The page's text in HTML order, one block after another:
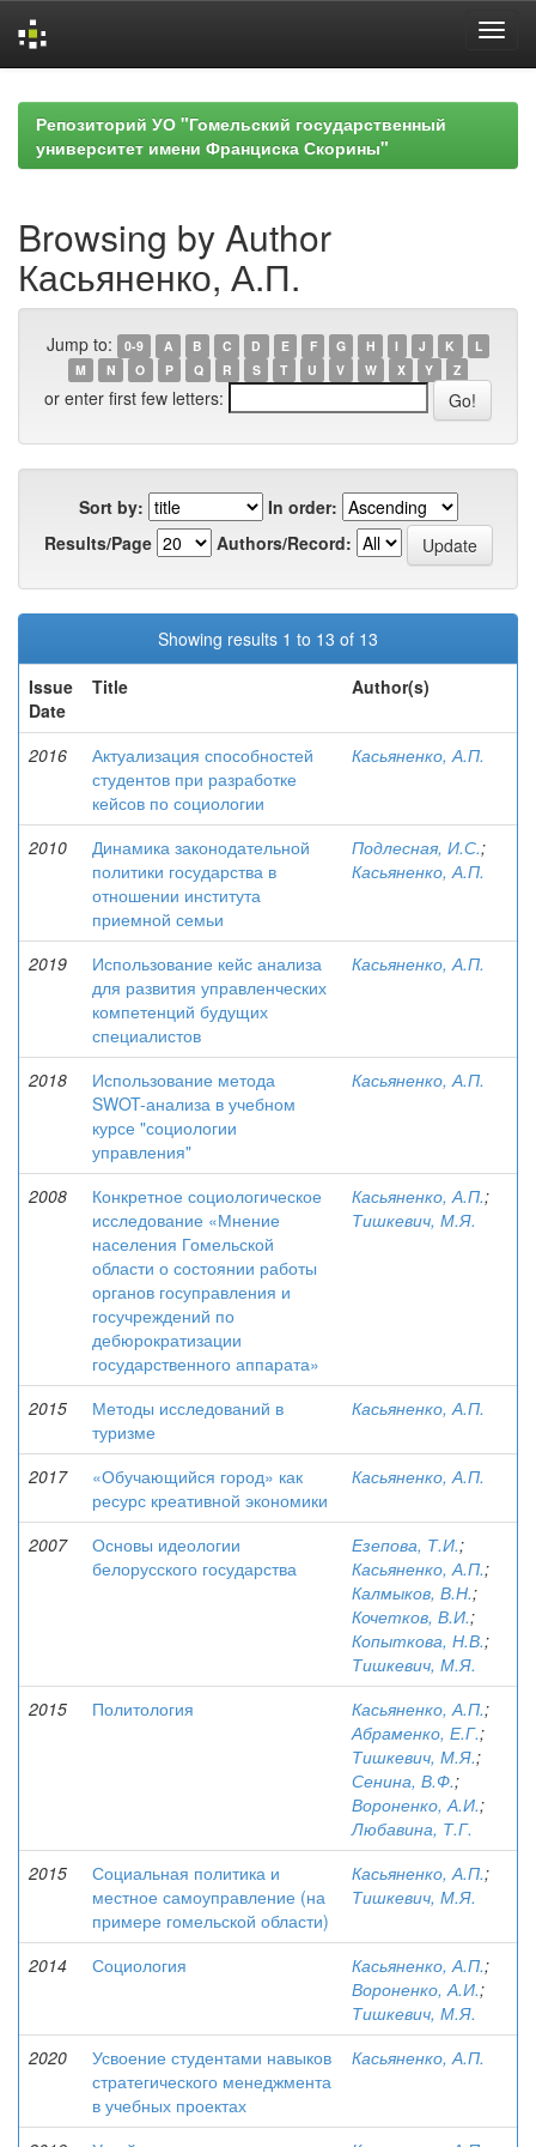
navigationРепозиторий УО "Гомельский государственный
университет имени Франциска Скорины"
Browsing by Author
Касьяненко, А.П.
Jump to: 0-9 A B C D E F G H I J K
L
M
N O P Q R S T U V W X Y Z
or enter first few letters:
Sort by:
In order:
Results/Page
Authors/Record:
Showing results 1 to 13 of 13
Issue
Date
Title Author(s)
2016
Актуализация способностей
студентов при разработке
кейсов по социологии
Касьяненко, А.П.
2010
Динамика законодательной
политики государства в
отношении института
приемной семьи
Подлесная, И.С.;
Касьяненко, А.П.
2019
Использование кейс анализа
для развития управленческих
компетенций будущих
специалистов
Касьяненко, А.П.
2018
Использование метода
SWOT-анализа в учебном
курсе "социологии
управления"
Касьяненко, А.П.
2008
Конкретное социологическое
исследование «Мнение
населения Гомельской
области о состоянии работы
органов госуправления и
госучреждений по
дебюрократизации
государственного аппарата»
Касьяненко, А.П.;
Тишкевич, М.Я.
2015
Методы исследований в
туризме
Касьяненко, А.П.
2017
«Обучающийся город» как
ресурс креативной экономики
Касьяненко, А.П.
2007
Основы идеологии
белорусского государства
Езепова, Т.И.;
Касьяненко, А.П.;
Калмыков, В.Н.;
Кочетков, В.И.;
Копыткова, Н.В.;
Тишкевич, М.Я.
2015
Политология Касьяненко, А.П.;
Абраменко, Е.Г.;
Тишкевич, М.Я.;
Сенина, В.Ф.;
Вороненко, А.И.;
Любавина, Т.Г.
2015
Социальная политика и
местное самоуправление (на
примере гомельской области)
Касьяненко, А.П.;
Тишкевич, М.Я.
2014 Социология Касьяненко, А.П.;
Вороненко, А.И.;
Тишкевич, М.Я.
2020
Усвоение студентами навыков
стратегического менеджмента
в учебных проектах
Касьяненко, А.П.